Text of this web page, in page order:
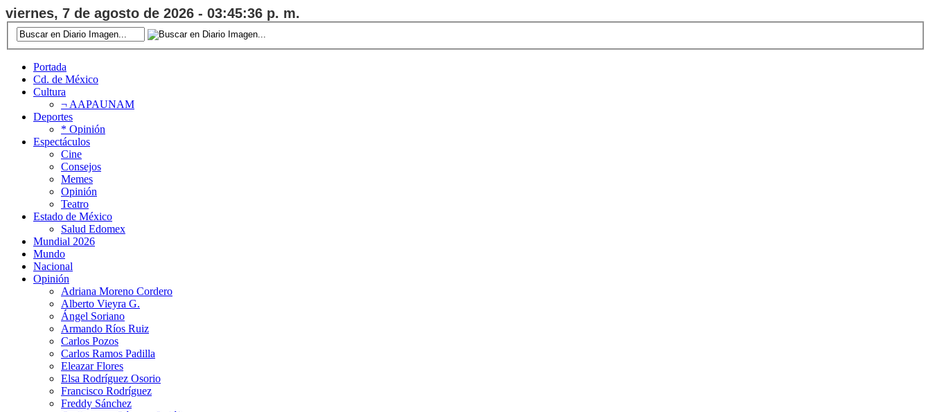
viernes, 7 de agosto de 2026 - 03:45:37 p. m.
Portada
Cd. de México
Cultura
¬ AAPAUNAM
Deportes
* Opinión
Espectáculos
Cine
Consejos
Memes
Opinión
Teatro
Estado de México
Salud Edomex
Mundial 2026
Mundo
Nacional
Opinión
Adriana Moreno Cordero
Alberto Vieyra G.
Ángel Soriano
Armando Ríos Ruiz
Carlos Pozos
Carlos Ramos Padilla
Eleazar Flores
Elsa Rodríguez Osorio
Francisco Rodríguez
Freddy Sánchez